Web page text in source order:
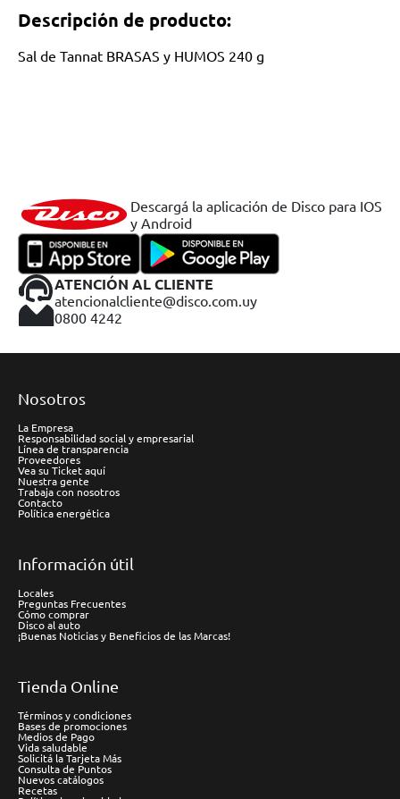
Descripción de producto:
Sal de Tannat BRASAS y HUMOS 240 g
Descargá la aplicación de Disco para IOS
y Android
ATENCIÓN AL CLIENTE
atencionalcliente@disco.com.uy
0800 4242
Nosotros
La Empresa
Responsabilidad social y empresarial
Línea de transparencia
Proveedores
Vea su Ticket aquí
Nuestra gente
Trabaja con nosotros
Contacto
Política energética
Información útil
Locales
Preguntas Frecuentes
Cómo comprar
Disco al auto
¡Buenas Noticias y Beneficios de las Marcas!
Tienda Online
Términos y condiciones
Bases de promociones
Medios de Pago
Vida saludable
Solicitá la Tarjeta Más
Consulta de Puntos
Nuevos catálogos
Recetas